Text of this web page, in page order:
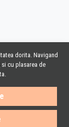
dorita. Navigand
si cu plasarea de